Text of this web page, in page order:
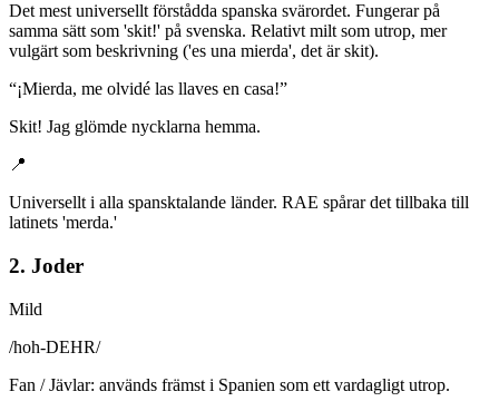
Det mest universellt förstådda spanska svärordet. Fungerar på
samma sätt som 'skit!' på svenska. Relativt milt som utrop, mer
vulgärt som beskrivning ('es una mierda', det är skit).
“¡Mierda, me olvidé las llaves en casa!”
Skit! Jag glömde nycklarna hemma.
📍
Universellt i alla spansktalande länder. RAE spårar det tillbaka till
latinets 'merda.'
2. Joder
Mild
/hoh-DEHR/
Fan / Jävlar: används främst i Spanien som ett vardagligt utrop.